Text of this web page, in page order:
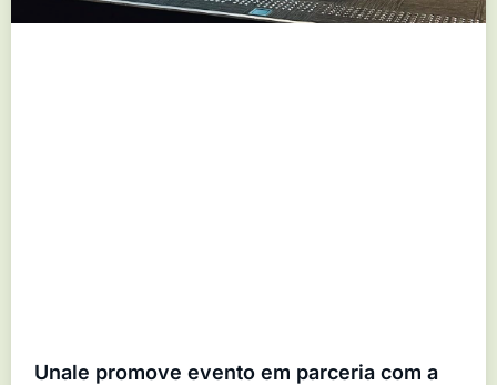
Unale promove evento em parceria com a